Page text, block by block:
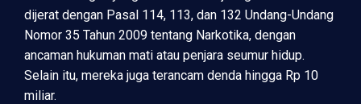
dijerat dengan Pasal 114, 113, dan 132 Undang-Undang
Nomor 35 Tahun 2009 tentang Narkotika, dengan
ancaman hukuman mati atau penjara seumur hidup.
Selain itu, mereka juga terancam denda hingga Rp 10
miliar.